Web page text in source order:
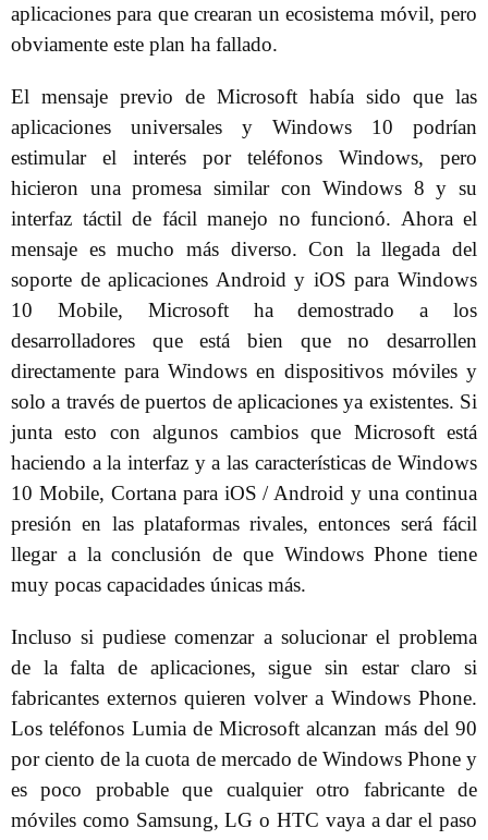
aplicaciones para que crearan un ecosistema móvil, pero
obviamente este plan ha fallado.
El mensaje previo de Microsoft había sido que las
aplicaciones universales y Windows 10 podrían
estimular el interés por teléfonos Windows, pero
hicieron una promesa similar con Windows 8 y su
interfaz táctil de fácil manejo no funcionó. Ahora el
mensaje es mucho más diverso. Con la llegada del
soporte de aplicaciones Android y iOS para Windows
10 Mobile, Microsoft ha demostrado a los
desarrolladores que está bien que no desarrollen
directamente para Windows en dispositivos móviles y
solo a través de puertos de aplicaciones ya existentes. Si
junta esto con algunos cambios que Microsoft está
haciendo a la interfaz y a las características de Windows
10 Mobile, Cortana para iOS / Android y una continua
presión en las plataformas rivales, entonces será fácil
llegar a la conclusión de que Windows Phone tiene
muy pocas capacidades únicas más.
Incluso si pudiese comenzar a solucionar el problema
de la falta de aplicaciones, sigue sin estar claro si
fabricantes externos quieren volver a Windows Phone.
Los teléfonos Lumia de Microsoft alcanzan más del 90
por ciento de la cuota de mercado de Windows Phone y
es poco probable que cualquier otro fabricante de
móviles como Samsung, LG o HTC vaya a dar el paso